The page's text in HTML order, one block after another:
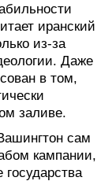
иранский
из-за
Даже
в том,
заливе.
сам
кампании,